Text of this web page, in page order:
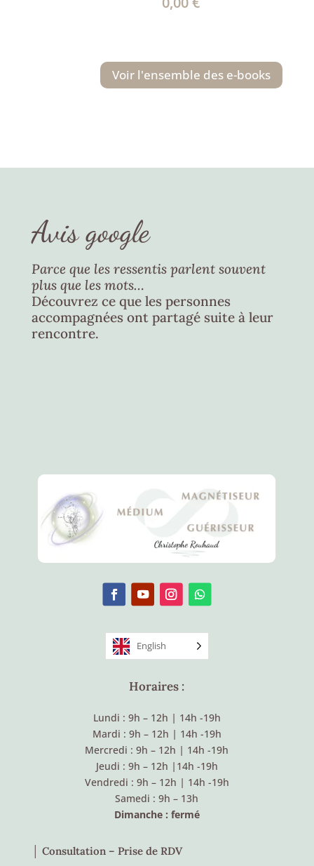
Voir l'ensemble des e-books
Avis google
Parce que les ressentis parlent souvent
plus que les mots…
Découvrez ce que les personnes
accompagnées ont partagé suite à leur
rencontre.
English
Horaires :
Lundi : 9h – 12h | 14h -19h
Mardi : 9h – 12h | 14h -19h
Mercredi : 9h – 12h | 14h -19h
Jeudi : 9h – 12h | 14h -19h
Vendredi : 9h – 12h | 14h -19h
Samedi : 9h – 13h
Dimanche : fermé
│ Consultation – Prise de RDV